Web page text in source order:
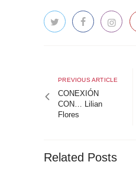
entradas
Previous
article
PREVIOUS ARTICLE
CONEXIÓN
CON… Lilian
Flores
Related Posts